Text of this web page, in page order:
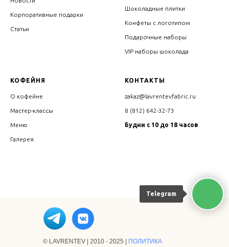
Telegram
Корпоративные подарки
Статьи
Шоколадные плитки
Конфеты с логотипом
Подарочные наборы
VIP наборы шоколада
КОФЕЙНЯ
О кофейне
Мастер-классы
Меню
Галерея
КОНТАКТЫ
zakaz@lavrentevfabric.ru
8 (812) 642-32-73
Будни с 10 до 18 часов
© LAVRENTEV | 2010 - 2025 | ПОЛИТИКА